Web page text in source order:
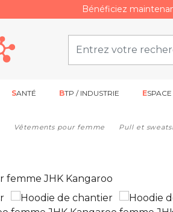
Bénéficiez
SANTÉ BTP / INDUSTRIE
Vêtements pour femme Pull et